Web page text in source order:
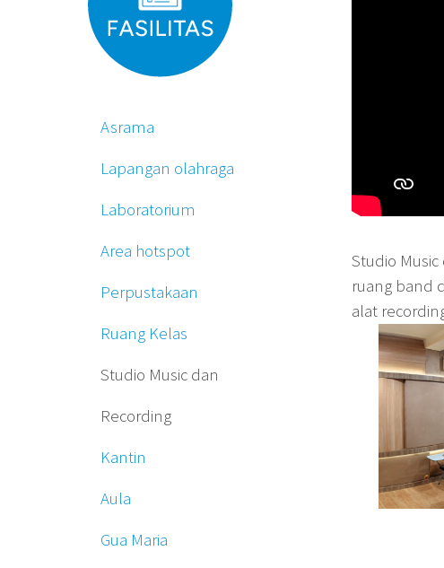
Asrama
Lapangan olahraga
Laboratorium
Area hotspot
Perpustakaan
Ruang Kelas
Studio Music dan
Recording
Kantin
Aula
Gua Maria
Studio
ruang band
alat